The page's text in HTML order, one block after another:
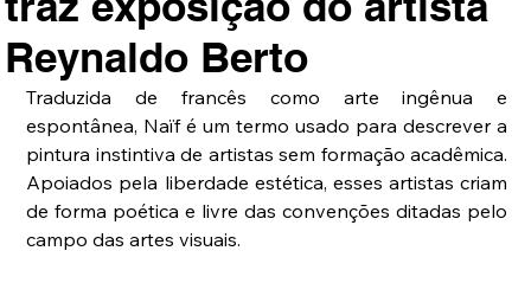
Reynaldo Berto
Traduzida de francês como arte ingênua e
espontânea, Naïf é um termo usado para descrever a
pintura instintiva de artistas sem formação acadêmica.
Apoiados pela liberdade estética, esses artistas criam
de forma poética e livre das convenções ditadas pelo
campo das artes visuais.